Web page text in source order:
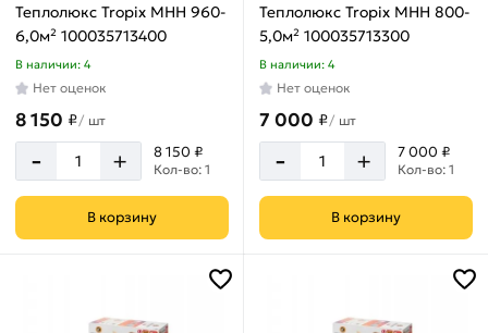
Вид
кабеля
двухжильный
Теплолюкс Tropix МНН 960-
6,0м² 100035713400
В наличии: 4
Нет оценок
8 150 ₽/ шт
- + 8 150 ₽
Кол-во: 1
В корзину
Теплолюкс Tropix МНН 800-
5,0м² 100035713300
В наличии: 4
Нет оценок
7 000 ₽/ шт
- + 7 000 ₽
Кол-во: 1
В корзину